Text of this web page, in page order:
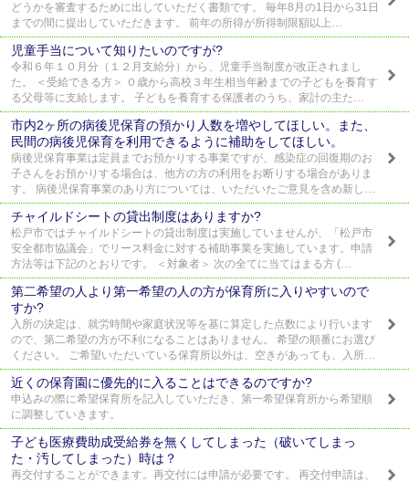
どうかを審査するために出していただく書類です。 毎年8月の1日から31日
までの間に提出していただきます。 前年の所得が所得制限額以上…
児童手当について知りたいのですが?
令和６年１０月分（１２月支給分）から、児童手当制度が改正されまし
た。 ＜受給できる方＞ ０歳から高校３年生相当年齢までの子どもを養育す
る父母等に支給します。 子どもを養育する保護者のうち、家計の主た…
市内2ヶ所の病後児保育の預かり人数を増やしてほしい。また、
民間の病後児保育を利用できるように補助をしてほしい。
病後児保育事業は定員までお預かりする事業ですが、感染症の回復期のお
子さんをお預かりする場合は、他方の方の利用をお断りする場合がありま
す。 病後児保育事業のあり方については、いただいたご意見を含め新し…
チャイルドシートの貸出制度はありますか?
松戸市ではチャイルドシートの貸出制度は実施していませんが、「松戸市
安全都市協議会」でリース料金に対する補助事業を実施しています。申請
方法等は下記のとおりです。 ＜対象者＞ 次の全てに当てはまる方 (…
第二希望の人より第一希望の人の方が保育所に入りやすいので
すか?
入所の決定は、就労時間や家庭状況等を基に算定した点数により行います
ので、第二希望の方が不利になることはありません。 希望の順番にお選び
ください。 ご希望いただいている保育所以外は、空きがあっても、入所…
近くの保育園に優先的に入ることはできるのですか?
申込みの際に希望保育所を記入していただき、第一希望保育所から希望順
に調整していきます。
子ども医療費助成受給券を無くしてしまった（破いてしまっ
た・汚してしまった）時は？
再交付することができます。再交付には申請が必要です。 再交付申請は、